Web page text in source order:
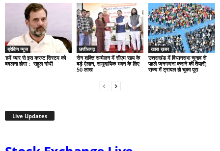
ब्रेकिंग न्यूज
‘हमें प्यार से इस करप्ट सिस्टम को
बदलना होगा’ : राहुल गांधी
छत्तीसगढ़
सेन शक्ति सम्मेलन में सीएम साय के
बड़े ऐलान, सामुदायिक भवन के लिए
50 लाख
खास ख़बर
उत्तराखंड में विधानसभा चुनाव से
पहले जनगणना कराने की तैयारी;
राज्य में ट्रायल हो चुका पूरा
Live Updates